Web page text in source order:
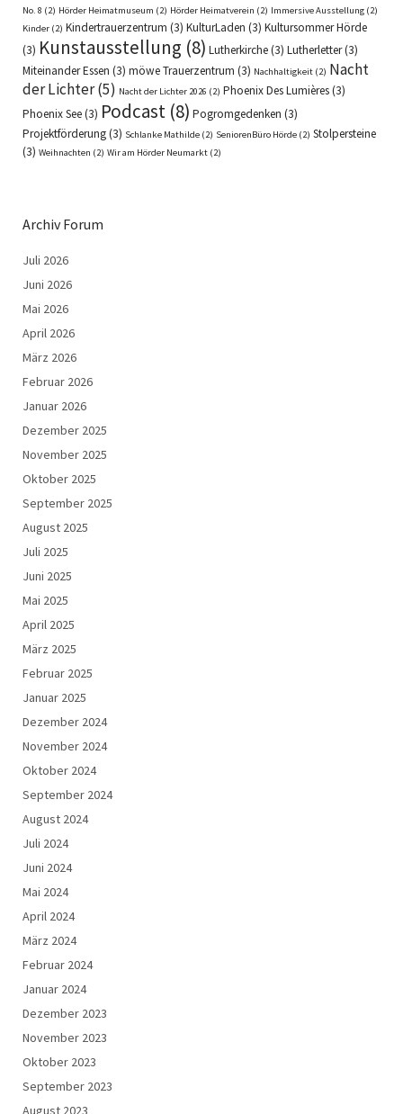
No. 8 (2) Hörder Heimatmuseum (2) Hörder Heimatverein (2) Immersive Ausstellung (2)
Kinder (2) Kindertrauerzentrum (3) KulturLaden (3) Kultursommer Hörde
(3) Kunstausstellung (8) Lutherkirche(3) Lutherletter(3)
Miteinander Essen (3) möwe Trauerzentrum (3) Nachhaltigkeit (2) Nacht
der Lichter(5) Nacht der Lichter 2026 (2) Phoenix Des Lumières(3)
Phoenix See(3) Podcast (8) Pogromgedenken (3)
Projektförderung(3) Schlanke Mathilde (2) SeniorenBüro Hörde (2) Stolpersteine
(3) Weihnachten (2) Wir am Hörder Neumarkt (2)
Archiv Forum
Juli 2026
Juni 2026
Mai 2026
April 2026
März 2026
Februar 2026
Januar 2026
Dezember 2025
November 2025
Oktober 2025
September 2025
August 2025
Juli 2025
Juni 2025
Mai 2025
April 2025
März 2025
Februar 2025
Januar 2025
Dezember 2024
November 2024
Oktober 2024
September 2024
August 2024
Juli 2024
Juni 2024
Mai 2024
April 2024
März 2024
Februar 2024
Januar 2024
Dezember 2023
November 2023
Oktober 2023
September 2023
August 2023